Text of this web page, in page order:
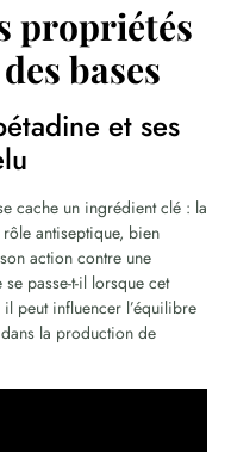
propriétés
bases
et ses
cache un ingrédient clé : la
antiseptique, bien
action contre une
passe-t-il lorsque cet
peut influencer l’équilibre
la production de